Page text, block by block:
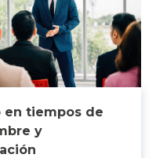
en tiempos de
y